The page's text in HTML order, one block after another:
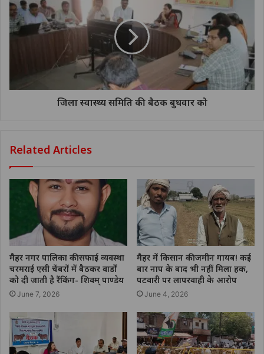
जिला स्वास्थ्य समिति की बैठक बुधवार को
Related Articles
मैहर नगर पालिका की सफाई व्यवस्था
चरमराई एसी चेंबरों में बैठकर वार्डों
को दी जाती है रैंकिंग- शिवम् पाण्डेय
June 7, 2026
मैहर में किसान की जमीन गायब! कई
बार नाप के बाद भी नहीं मिला हक,
पटवारी पर लापरवाही के आरोप
June 4, 2026